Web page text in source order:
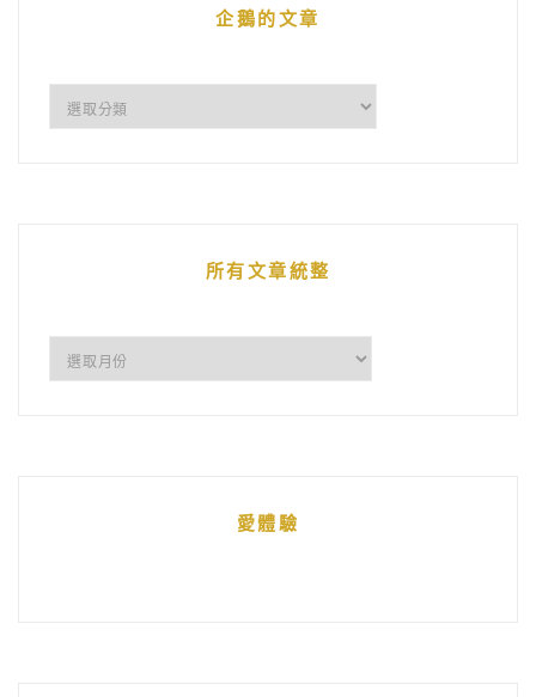
企鵝的文章
所有文章統整
愛體驗